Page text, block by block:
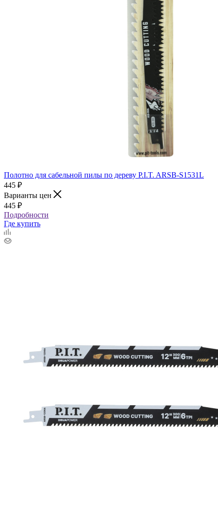
Полотно для сабельной пилы по дереву P.I.T. ARSB-S1531L
445 ₽
Варианты цен
445 ₽
Подробности
Где купить